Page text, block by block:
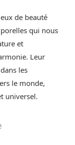
de beauté
qui nous
et
Leur
les
le monde,
universel.